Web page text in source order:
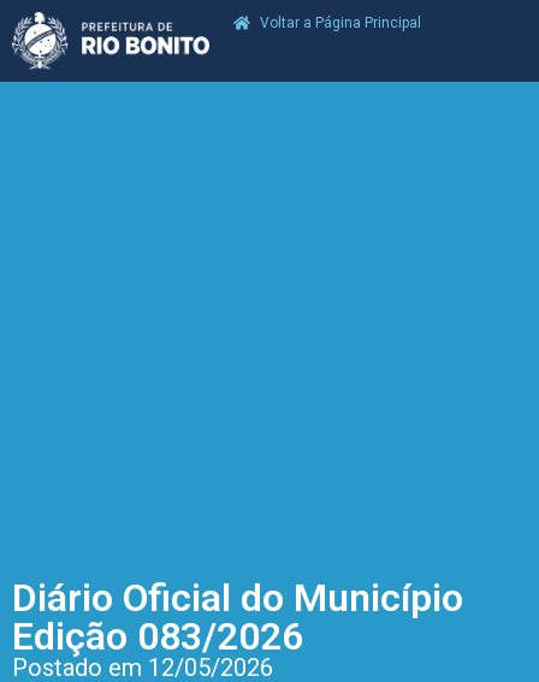
Voltar a Página Principal
Diário Oficial do Município
Edição 083/2026
Postado em 12/05/2026